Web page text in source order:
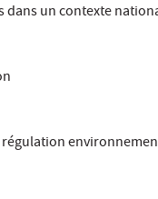
dans un contexte